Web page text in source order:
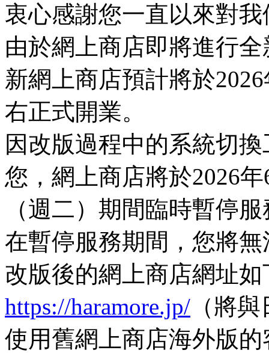
衷心感謝您一直以來對
由於網上商店即將進行
新網上商店預計將於
右正式開業。
因改版過程中的系統切
您，網上商店將於2026
（週二）期間臨時暫停
在暫停服務期間，您將
改版後的網上商店網址如
https://haramore.jp/ （將
使用舊網上商店海外版